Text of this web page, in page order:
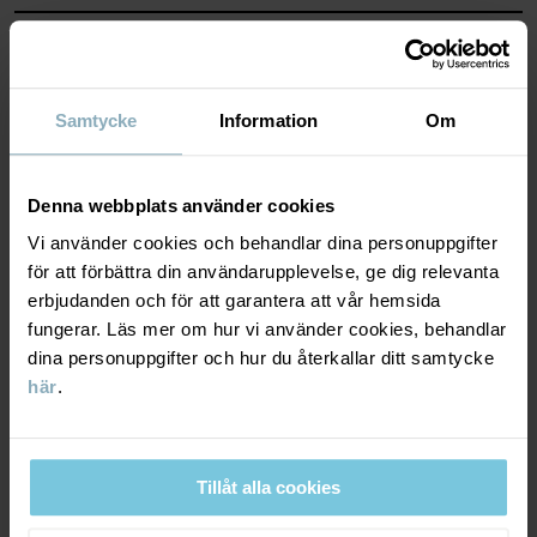
Samtycke Information Om
Denna webbplats använder cookies
Vi använder cookies och behandlar dina personuppgifter
för att förbättra din användarupplevelse, ge dig relevanta
erbjudanden och för att garantera att vår hemsida
fungerar. Läs mer om hur vi använder cookies, behandlar
dina personuppgifter och hur du återkallar ditt samtycke
här.
Tillåt alla cookies
Skötselråd
60°C maskintvätt varm
Ej blekning
Torktumling på medelhög värme
Strykning medeltemperatur
Ej kemtvätt
RÅD
I vår tvättguide hittar du information om hur du tvättar och tar
hand om dina plagg på bästa sätt.
HÅLLBARHET
LEVERANS & RETUR
Leverans & retur
Leverans
kassan visas de tillgängliga leveransalternativ baserat på vilket
postnummer som ordern ska levereras till.
DU KANSKE OCKSÅ GILLAR